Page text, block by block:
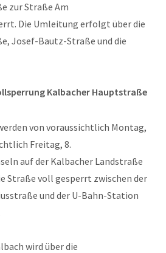
zur Straße Am
Die Umleitung erfolgt über die
Josef-Bautz-Straße und die
Kalbacher Hauptstraße
von voraussichtlich Montag,
Freitag, 8.
auf der Kalbacher Landstraße
Straße voll gesperrt zwischen der
und der U-Bahn-Station
wird über die